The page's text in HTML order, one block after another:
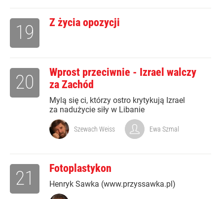
Z życia opozycji
19
Wprost przeciwnie - Izrael walczy
za Zachód
Mylą się ci, którzy ostro krytykują Izrael
za nadużycie siły w Libanie
20
Szewach Weiss Ewa Szmal
Fotoplastykon
Henryk Sawka (www.przyssawka.pl)
21